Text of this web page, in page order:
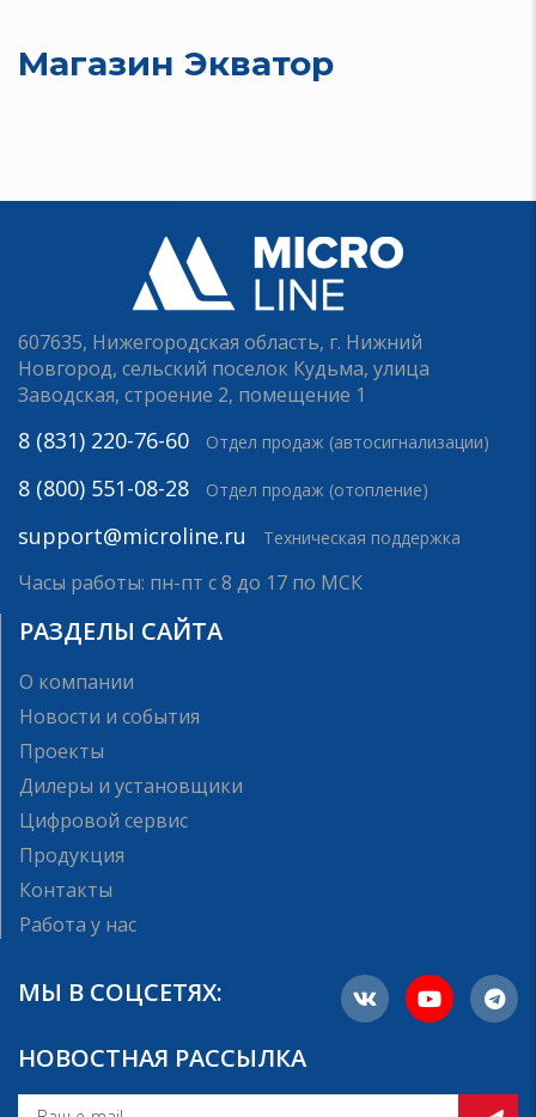
Магазин Экватор
607635, Нижегородская область, г. Нижний
Новгород, сельский поселок Кудьма, улица
Заводская, строение 2, помещение 1
8 (831) 220-76-60 Отдел продаж (автосигнализации)
8 (800) 551-08-28 Отдел продаж (отопление)
support@microline.ru Техническая поддержка
Часы работы: пн-пт с 8 до 17 по МСК
РАЗДЕЛЫ САЙТА
О компании
Новости и события
Проекты
Дилеры и установщики
Цифровой сервис
Продукция
Контакты
Работа у нас
МЫ В СОЦСЕТЯХ:
НОВОСТНАЯ РАССЫЛКА